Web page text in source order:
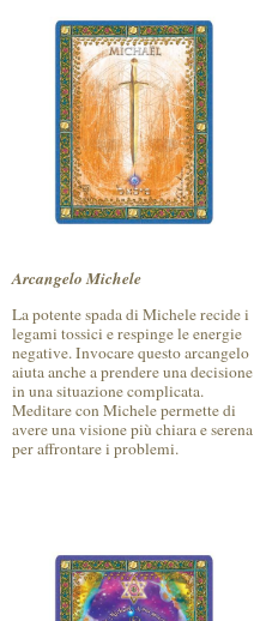
Arcangelo Michele
La potente spada di Michele recide i
legami tossici e respinge le energie
negative. Invocare questo arcangelo
aiuta anche a prendere una decisione
in una situazione complicata.
Meditare con Michele permette di
avere una visione più chiara e serena
per affrontare i problemi.